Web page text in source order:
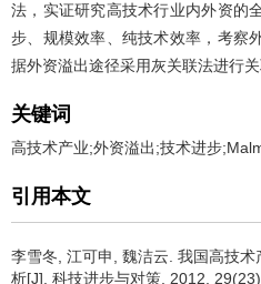
法，实证研究高技术行业内外资的
步、规模效率、纯技术效率，考察
据外资溢出途径采用灰关联法进行关
关键词
高技术产业;外资溢出;技术进步
引用本文
李雪冬 江可申 魏洁云 我国高技术
析[J]. 科技进步与对策, 2012,